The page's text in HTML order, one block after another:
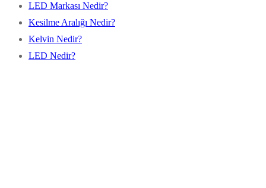
LED Markası Nedir?
Kesilme Aralığı Nedir?
Kelvin Nedir?
LED Nedir?